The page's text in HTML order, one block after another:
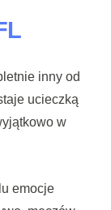
inny od
ucieczką
w
emocje